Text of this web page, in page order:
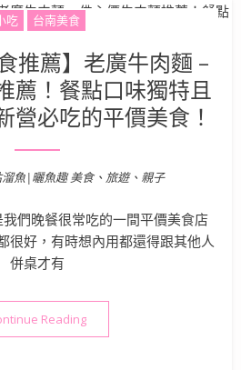
吃 台南美食
推薦】老廣牛肉麵 –
薦！餐點口味獨特且
營必吃的平價美食！
Posted on
溜魚|曬魚趣 美食、旅遊、親子
們晚餐很常吃的一間平價美食店
很好，有時想內用都還得跟其他人
併桌才有
Reading“【台南平價美食推薦】老廣